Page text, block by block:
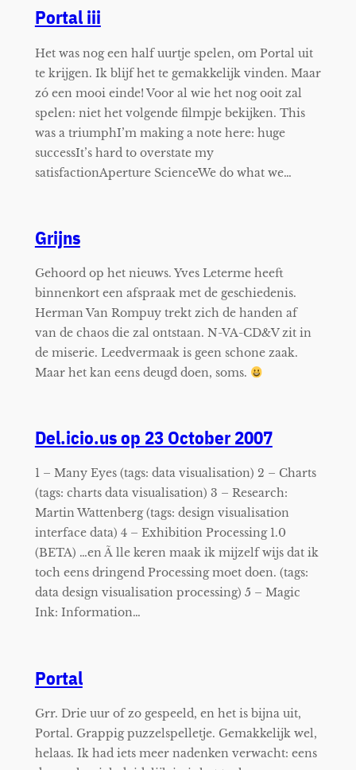
Portal iii
Het was nog een half uurtje spelen, om Portal uit
te krijgen. Ik blijf het te gemakkelijk vinden. Maar
zó een mooi einde! Voor al wie het nog ooit zal
spelen: niet het volgende filmpje bekijken. This
was a triumphI’m making a note here: huge
successIt’s hard to overstate my
satisfactionAperture ScienceWe do what we…
Grijns
Gehoord op het nieuws. Yves Leterme heeft
binnenkort een afspraak met de geschiedenis.
Herman Van Rompuy trekt zich de handen af
van de chaos die zal ontstaan. N-VA-CD&V zit in
de miserie. Leedvermaak is geen schone zaak.
Maar het kan eens deugd doen, soms.
Del.icio.us op 23 October 2007
1 – Many Eyes (tags: data visualisation) 2 – Charts
(tags: charts data visualisation) 3 – Research:
Martin Wattenberg (tags: design visualisation
interface data) 4 – Exhibition Processing 1.0
(BETA) …en Ã lle keren maak ik mijzelf wijs dat ik
toch eens dringend Processing moet doen. (tags:
data design visualisation processing) 5 – Magic
Ink: Information…
Portal
Grr. Drie uur of zo gespeeld, en het is bijna uit,
Portal. Grappig puzzelspelletje. Gemakkelijk wel,
helaas. Ik had iets meer nadenken verwacht: eens